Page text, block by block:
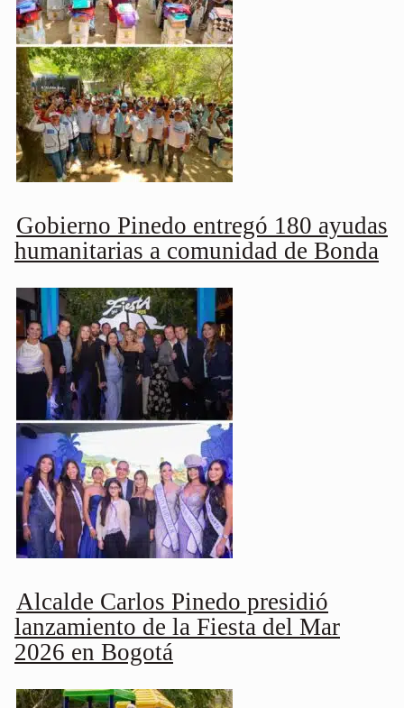
Gobierno Pinedo entregó 180 ayudas
humanitarias a comunidad de Bonda
Alcalde Carlos Pinedo presidió
lanzamiento de la Fiesta del Mar
2026 en Bogotá